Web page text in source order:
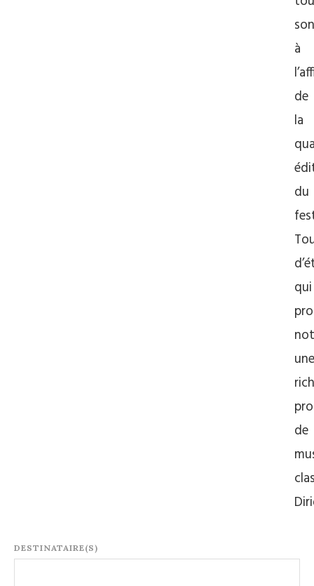
à
de
la
du
qui
une
de
DESTINATAIRE(S)